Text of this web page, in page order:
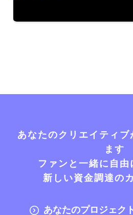
あなたのクリエイティブ
ます
ファンと一緒に自
新しい資金調達の
あなたのプロジェク